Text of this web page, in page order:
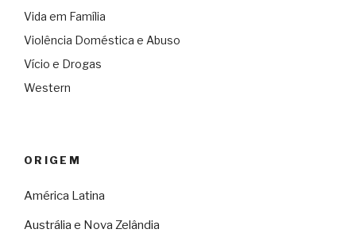
Vida em Família
Violência Doméstica e Abuso
Vício e Drogas
Western
ORIGEM
América Latina
Austrália e Nova Zelândia